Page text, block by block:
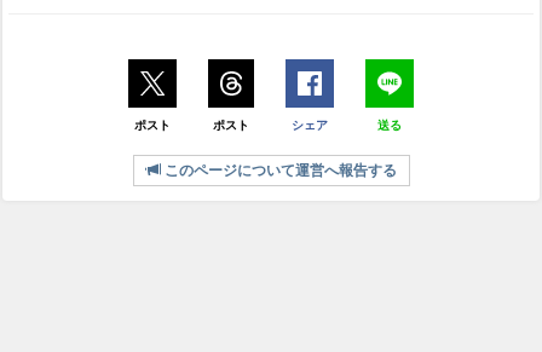
ポスト ポスト シェア 送る
このページについて運営へ報告する